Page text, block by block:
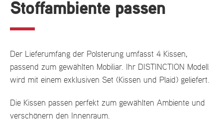
Stoffambiente passen
Der Lieferumfang der Polsterung umfasst 4 Kissen,
passend zum gewählten Mobiliar. Ihr DISTINCTION Modell
wird mit einem exklusiven Set (Kissen und Plaid) geliefert.
Die Kissen passen perfekt zum gewählten Ambiente und
verschönern den Innenraum.